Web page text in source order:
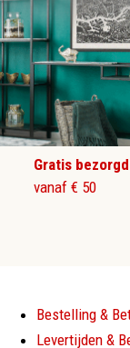
Gratis bezorgd
vanaf € 50
Bestelling &
Levertijden &